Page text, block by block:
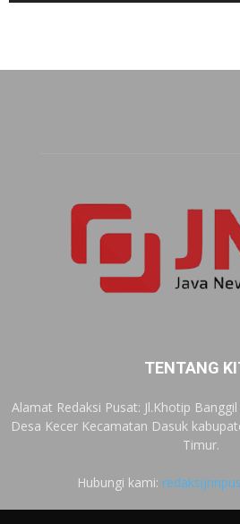
TENTANG
Alamat Redaksi Pusat: Jl.Khotip
Desa Kecer Kecamatan Dasuk
Timur.
Hubungi kami: